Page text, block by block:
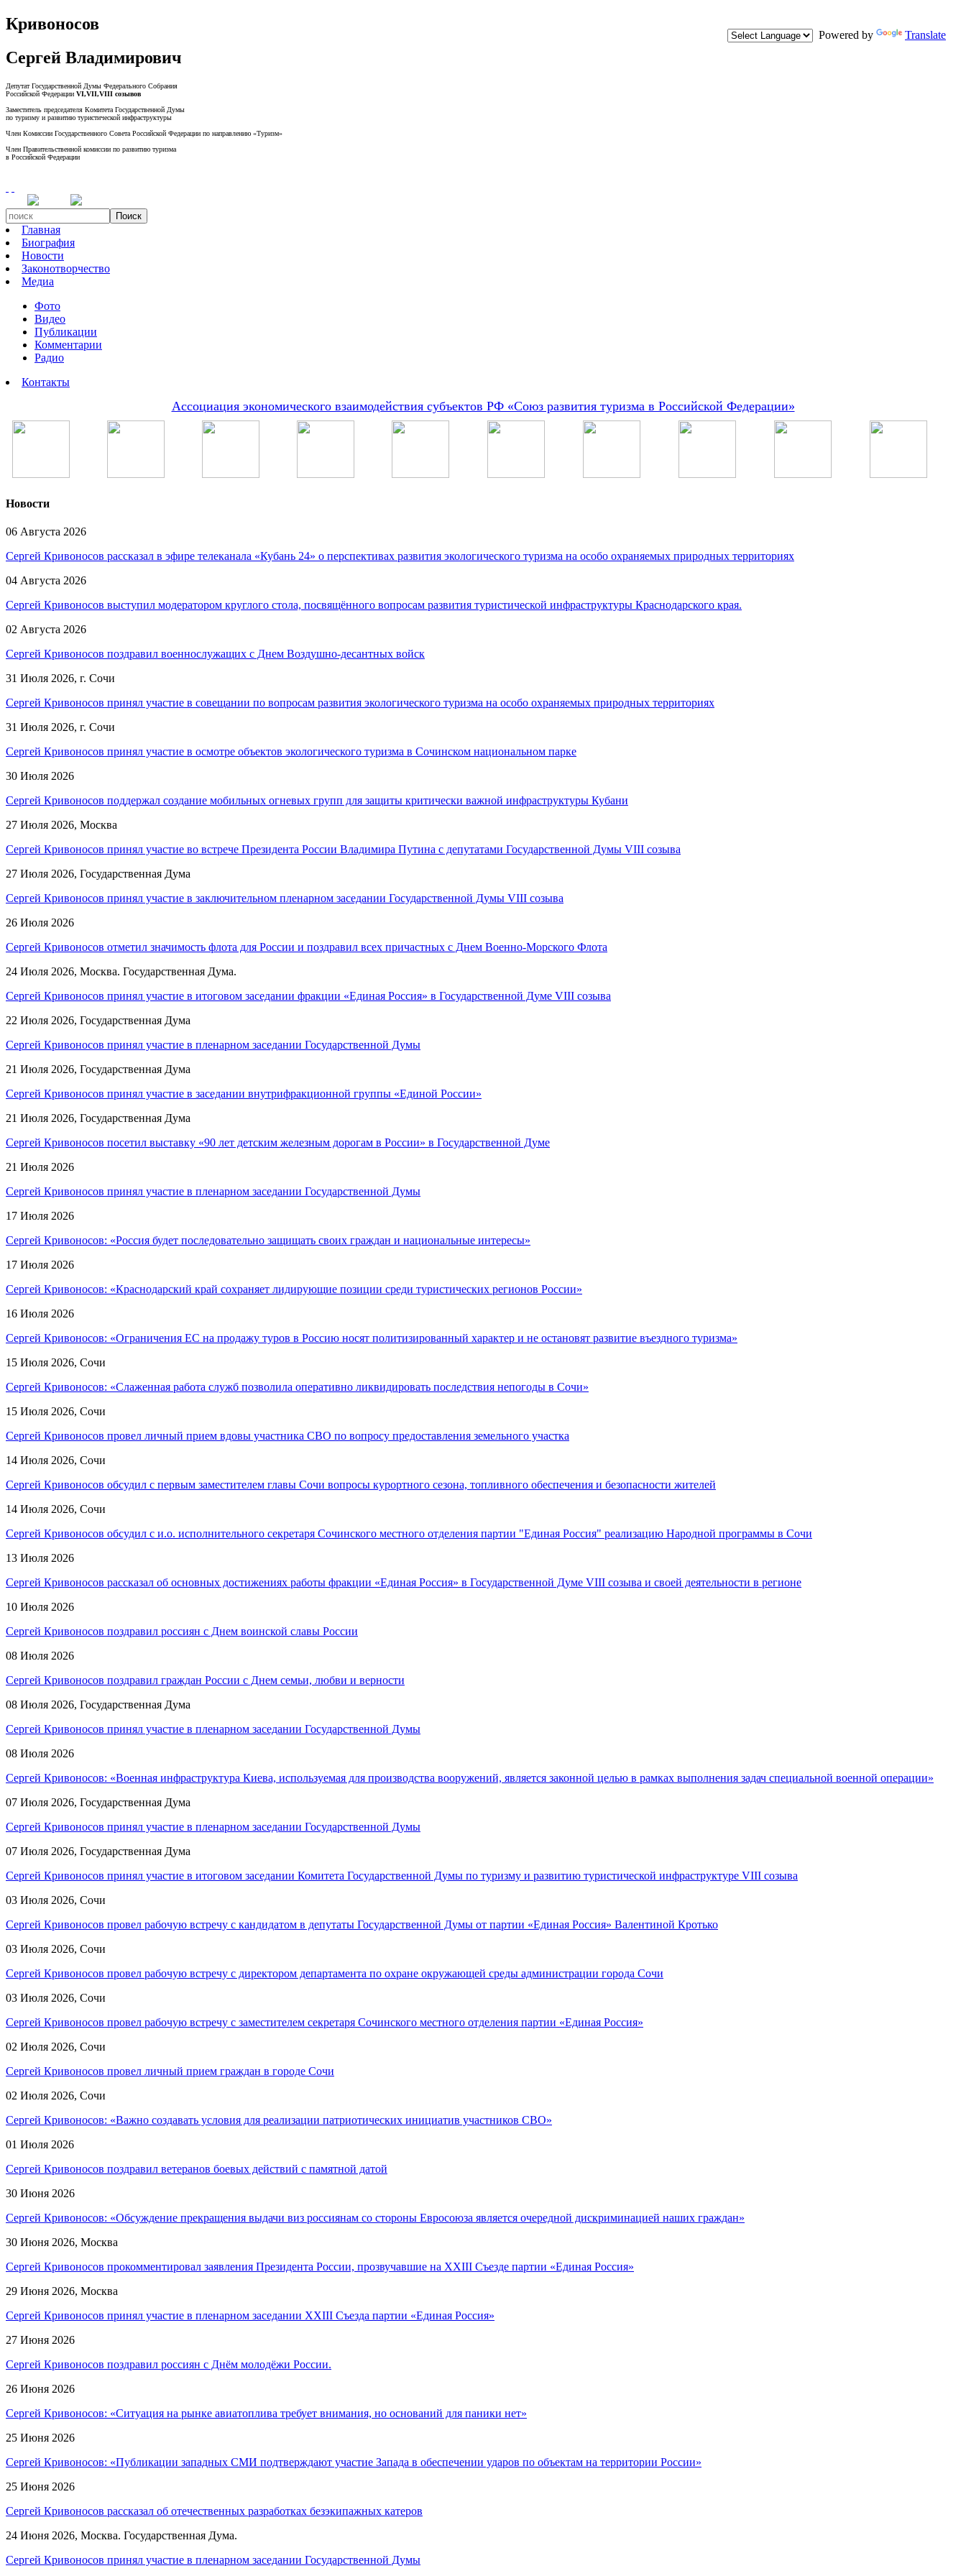
Powered by Translate
Кривоносов
Сергей Владимирович
Депутат Государственной Думы Федерального Собрания
Российской Федерации VI,VII,VIII созывов
Заместитель председателя Комитета Государственной Думы
по туризму и развитию туристической инфраструктуры
Член Комиссии Государственного Совета Российской Федерации по направлению «Туризм»
Член Правительственной комиссии по развитию туризма
в Российской Федерации
Поиск
Главная
Биография
Новости
Законотворчество
Медиа
Фото
Видео
Публикации
Комментарии
Радио
Контакты
Ассоциация экономического взаимодействия субъектов РФ «Союз развития туризма в Российской Федерации»
Новости
06 Августа 2026
Сергей Кривоносов рассказал в эфире телеканала «Кубань 24» о перспективах развития экологического туризма на особо охраняемых природных территориях
04 Августа 2026
Сергей Кривоносов выступил модератором круглого стола, посвящённого вопросам развития туристической инфраструктуры Краснодарского края.
02 Августа 2026
Сергей Кривоносов поздравил военнослужащих с Днем Воздушно-десантных войск
31 Июля 2026, г. Сочи
Сергей Кривоносов принял участие в совещании по вопросам развития экологического туризма на особо охраняемых природных территориях
31 Июля 2026, г. Сочи
Сергей Кривоносов принял участие в осмотре объектов экологического туризма в Сочинском национальном парке
30 Июля 2026
Сергей Кривоносов поддержал создание мобильных огневых групп для защиты критически важной инфраструктуры Кубани
27 Июля 2026, Москва
Сергей Кривоносов принял участие во встрече Президента России Владимира Путина с депутатами Государственной Думы VIII созыва
27 Июля 2026, Государственная Дума
Сергей Кривоносов принял участие в заключительном пленарном заседании Государственной Думы VIII созыва
26 Июля 2026
Сергей Кривоносов отметил значимость флота для России и поздравил всех причастных с Днем Военно-Морского Флота
24 Июля 2026, Москва. Государственная Дума.
Сергей Кривоносов принял участие в итоговом заседании фракции «Единая Россия» в Государственной Думе VIII созыва
22 Июля 2026, Государственная Дума
Сергей Кривоносов принял участие в пленарном заседании Государственной Думы
21 Июля 2026, Государственная Дума
Сергей Кривоносов принял участие в заседании внутрифракционной группы «Единой России»
21 Июля 2026, Государственная Дума
Сергей Кривоносов посетил выставку «90 лет детским железным дорогам в России» в Государственной Думе
21 Июля 2026
Сергей Кривоносов принял участие в пленарном заседании Государственной Думы
17 Июля 2026
Сергей Кривоносов: «Россия будет последовательно защищать своих граждан и национальные интересы»
17 Июля 2026
Сергей Кривоносов: «Краснодарский край сохраняет лидирующие позиции среди туристических регионов России»
16 Июля 2026
Сергей Кривоносов: «Ограничения ЕС на продажу туров в Россию носят политизированный характер и не остановят развитие въездного туризма»
15 Июля 2026, Сочи
Сергей Кривоносов: «Слаженная работа служб позволила оперативно ликвидировать последствия непогоды в Сочи»
15 Июля 2026, Сочи
Сергей Кривоносов провел личный прием вдовы участника СВО по вопросу предоставления земельного участка
14 Июля 2026, Сочи
Сергей Кривоносов обсудил с первым заместителем главы Сочи вопросы курортного сезона, топливного обеспечения и безопасности жителей
14 Июля 2026, Сочи
Сергей Кривоносов обсудил с и.о. исполнительного секретаря Сочинского местного отделения партии "Единая Россия" реализацию Народной программы в Сочи
13 Июля 2026
Сергей Кривоносов рассказал об основных достижениях работы фракции «Единая Россия» в Государственной Думе VIII созыва и своей деятельности в регионе
10 Июля 2026
Сергей Кривоносов поздравил россиян с Днем воинской славы России
08 Июля 2026
Сергей Кривоносов поздравил граждан России с Днем семьи, любви и верности
08 Июля 2026, Государственная Дума
Сергей Кривоносов принял участие в пленарном заседании Государственной Думы
08 Июля 2026
Сергей Кривоносов: «Военная инфраструктура Киева, используемая для производства вооружений, является законной целью в рамках выполнения задач специальной военной операции»
07 Июля 2026, Государственная Дума
Сергей Кривоносов принял участие в пленарном заседании Государственной Думы
07 Июля 2026, Государственная Дума
Сергей Кривоносов принял участие в итоговом заседании Комитета Государственной Думы по туризму и развитию туристической инфраструктуре VIII созыва
03 Июля 2026, Сочи
Сергей Кривоносов провел рабочую встречу с кандидатом в депутаты Государственной Думы от партии «Единая Россия» Валентиной Кротько
03 Июля 2026, Сочи
Сергей Кривоносов провел рабочую встречу с директором департамента по охране окружающей среды администрации города Сочи
03 Июля 2026, Сочи
Сергей Кривоносов провел рабочую встречу с заместителем секретаря Сочинского местного отделения партии «Единая Россия»
02 Июля 2026, Сочи
Сергей Кривоносов провел личный прием граждан в городе Сочи
02 Июля 2026, Сочи
Сергей Кривоносов: «Важно создавать условия для реализации патриотических инициатив участников СВО»
01 Июля 2026
Сергей Кривоносов поздравил ветеранов боевых действий с памятной датой
30 Июня 2026
Сергей Кривоносов: «Обсуждение прекращения выдачи виз россиянам со стороны Евросоюза является очередной дискриминацией наших граждан»
30 Июня 2026, Москва
Сергей Кривоносов прокомментировал заявления Президента России, прозвучавшие на XXIII Съезде партии «Единая Россия»
29 Июня 2026, Москва
Сергей Кривоносов принял участие в пленарном заседании XXIII Съезда партии «Единая Россия»
27 Июня 2026
Сергей Кривоносов поздравил россиян с Днём молодёжи России.
26 Июня 2026
Сергей Кривоносов: «Ситуация на рынке авиатоплива требует внимания, но оснований для паники нет»
25 Июня 2026
Сергей Кривоносов: «Публикации западных СМИ подтверждают участие Запада в обеспечении ударов по объектам на территории России»
25 Июня 2026
Сергей Кривоносов рассказал об отечественных разработках безэкипажных катеров
24 Июня 2026, Москва. Государственная Дума.
Сергей Кривоносов принял участие в пленарном заседании Государственной Думы